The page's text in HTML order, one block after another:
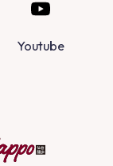
Youtube